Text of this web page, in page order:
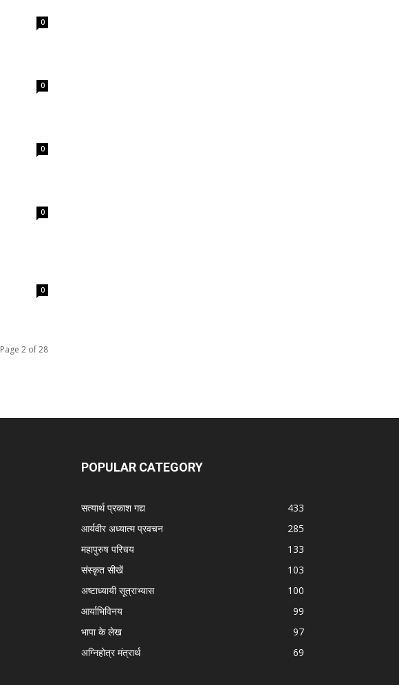
0
0
0
0
0
Page 2 of 28
POPULAR CATEGORY
सत्यार्थ प्रकाश गद्य
433
आर्यवीर अध्यात्म प्रवचन
285
महापुरुष परिचय
133
संस्कृत सीखें
103
अष्टाध्यायी सूत्राभ्यास
100
आर्याभिविनय
99
भापा के लेख
97
अग्निहोत्र मंत्रार्थ
69